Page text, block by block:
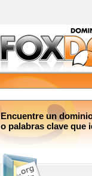
Encuentre un
o palabras clave que